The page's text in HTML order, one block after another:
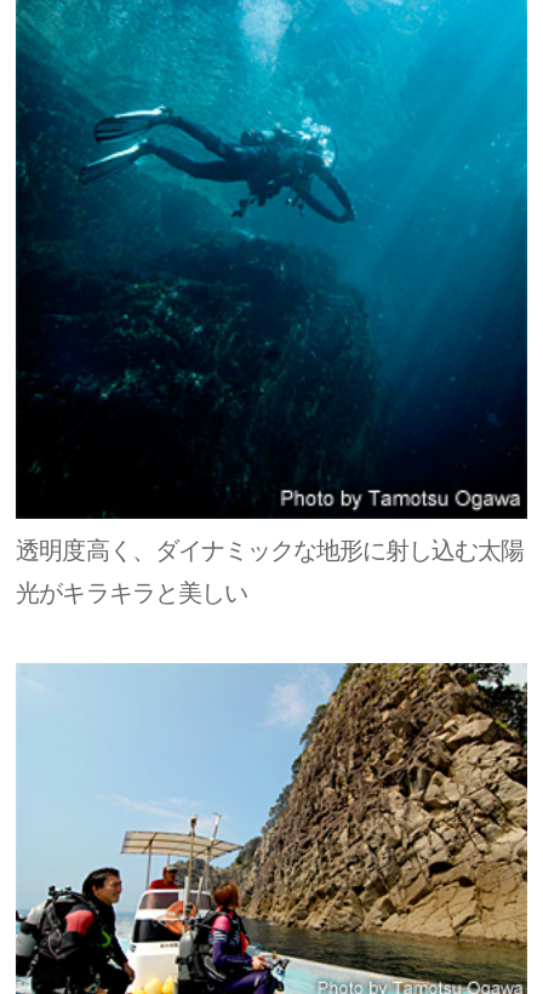
透明度高く、ダイナミックな地形に射し込む太陽
光がキラキラと美しい